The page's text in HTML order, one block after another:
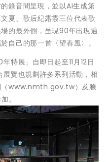
錄音間呈現，並以AI生成第
夏、歌后紀露霞三位代表歌
的最外側，呈現90年出現過
自己的那一首〈望春風〉。
特展」自即日起至11月12日
覽也規劃許多系列活動，相
（www.nmth.gov.tw）及臉
。